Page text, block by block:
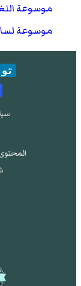
موسوعة
موسوعة